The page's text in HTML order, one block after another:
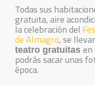
Todas sus
gratuita, aire
la celebración del
de Almagro, se
teatro gratuitas
podrás sacar unas
época.